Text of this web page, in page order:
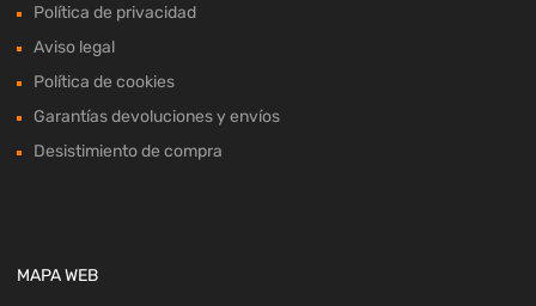
Política de privacidad
Aviso legal
Política de cookies
Garantías devoluciones y envíos
Desistimiento de compra
MAPA WEB